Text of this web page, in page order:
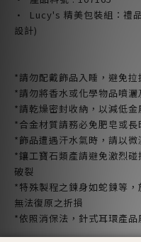
· Lucy's 精美包裝組：禮
設計)
*請勿配戴飾品入睡，避免拉
*請勿將香水或化學物品噴
*請乾燥密封收納，以減低
*合金材質請務必免肥皂或長
*飾品遭遇汗水氣時，請以
*鑲工寶石類產請避免激烈
破裂
*特殊製程之鍊身如蛇鍊等
無法復原之折損
*依照消保法，針式耳環產